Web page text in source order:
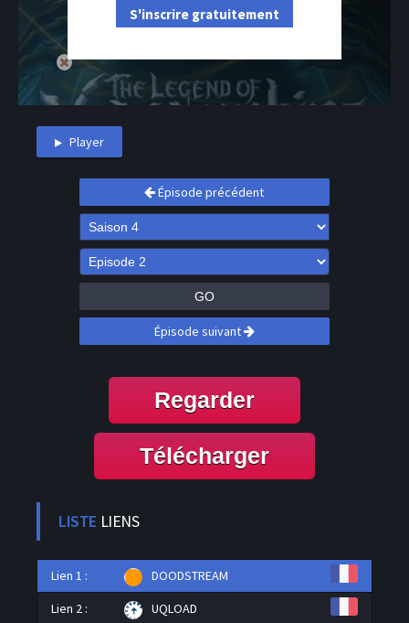
S'inscrire gratuitement
Player
Épisode précédent
GO
Épisode suivant
Regarder
Télécharger
LISTE LIENS
Lien 1 :
DOODSTREAM
Lien 2 :
UQLOAD